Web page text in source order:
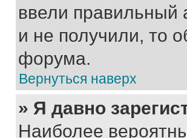
ввели правильный
и не получили, то
форума.
Вернуться наверх
» Я давно
Наиболее